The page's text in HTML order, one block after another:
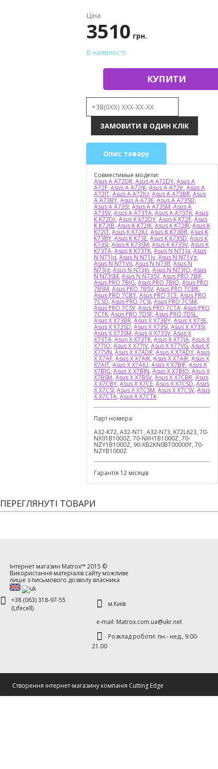
Ціна
3510 грн.
В наявності
КУПИТИ
Опис товару
Совместимые модели:
Asus A A72DR, Asus A A72DY, Asus A
A72F, Asus A A72JK, Asus A A72Jr, Asus A
A72JT, Asus A A72JU, Asus A A73BR, Asus
A A73BY, Asus A A73E, Asus A A73SD,
Asus A A73SJ, Asus A A73SM, Asus A
A73SV, Asus A A73TA, Asus A A73TK, Asus
K K72Dr, Asus K k72DY, Asus K K72F, Asus
K K72JB, Asus K K72JK, Asus K K72JR, Asus K
K72JT, Asus K K72JU, Asus K K73BR, Asus K
K73BY, Asus K K73E, Asus K K73SD, Asus K
K73SJ, Asus K K73SM, Asus K K73SV, Asus K
K73TA, Asus K K73TK, Asus N N71Ja, Asus
N N71Jq, Asus N N71Jv, Asus N N71Vg,
Asus N N71Vn, Asus N N73Jf, Asus N
N73Jg, Asus N N73Jn, Asus N N73JQ, Asus
N N73SM, Asus N N73SV, Asus PRO 7BJF,
Asus PRO 7BJG, Asus PRO 7BJQ, Asus PRO
7BSM, Asus PRO 7BSV, Asus PRO 7CBR,
Asus PRO 7CBY, Asus PRO 7CE, Asus PRO
7CSD, Asus PRO 7CSJ, Asus PRO 7CSM,
Asus PRO 7CSV, Asus PRO 7CTA, Asus PRO
7CTK, Asus PRO 7DSF, Asus PRO 7DSL,
Asus X X73BR, Asus X X73BY, Asus X X73E,
Asus X X73SD, Asus X X73SI, Asus X X73SJ,
Asus X X73SM, Asus X X73SV, Asus X
X73TA, Asus X X73TK, Asus X X77JA, Asus X
X77JQ, Asus X X77JV, Asus X X77VG, Asus X
X77VN, Asus X X7ADR, Asus X X7ADY, Asus
X X7AF, Asus X X7AJK, Asus X X7AJR, Asus X
X7AJT, Asus X X7AJU, Asus X X7BJF, Asus X
X7BJG, Asus X X7BJN, Asus X X7BJQ, Asus X
X7BSM, Asus X X7BSV, Asus X X7CBR, Asus
X X7CBY, Asus X X7CE, Asus X X7CSD, Asus
X X7CSJ, Asus X X7CSM, Asus X X7CSV, Asus
X X7CTA, Asus X X7CTK
Парт номера:
A32-K72, A32-N71, A32-N73, K72L623, 70-
NX01B1000Z, 70-NXH1B1000Z, 70-
NZY1B1000Z, 90-XB2KN0BT00000Y, 70-
NZYB1000Z
Гарантія 12 місяців
ПЕРЕГЛЯНУТІ ТОВАРИ
Інтернет магазин Matrox™ 2015 ©
Використання матеріалів сайту можливе
лише з письмового дозволу власника
+38 (063) 318-97-55
(Lifecell)
м.Київ
е-mаil: Matrox.com.ua@ukr.net
Розклад роботи: пн.- нед., 9.00-
21.00
Cтворення інтернет-магазину компанія Cutting Edge